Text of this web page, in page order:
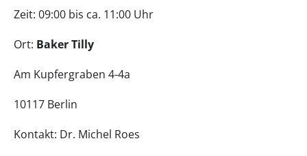
Zeit: 09:00 bis ca. 11:00 Uhr
Ort: Baker Tilly
Am Kupfergraben 4-4a
10117 Berlin
Kontakt: Dr. Michel Roes